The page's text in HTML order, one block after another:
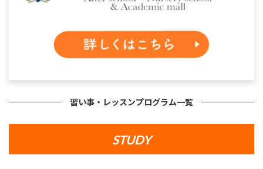
習い事・レッスンプログラム一覧
STUDY